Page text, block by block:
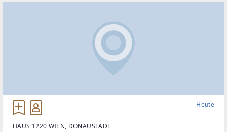
Heute
HAUS 1220 WIEN, DONAUSTADT